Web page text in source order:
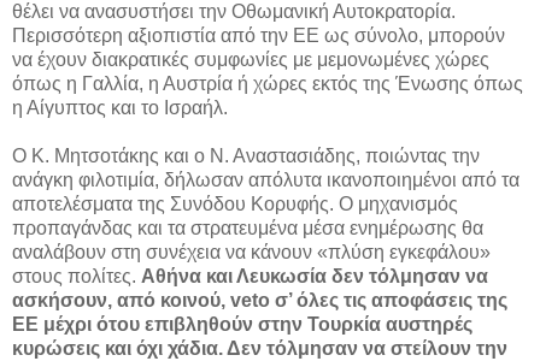
θέλει να ανασυστήσει την Οθωμανική Αυτοκρατορία.
Περισσότερη αξιοπιστία από την ΕΕ ως σύνολο, μπορούν
να έχουν διακρατικές συμφωνίες με μεμονωμένες χώρες
όπως η Γαλλία, η Αυστρία ή χώρες εκτός της Ένωσης όπως
η Αίγυπτος και το Ισραήλ.
Ο Κ. Μητσοτάκης και ο Ν. Αναστασιάδης, ποιώντας την
ανάγκη φιλοτιμία, δήλωσαν απόλυτα ικανοποιημένοι από τα
αποτελέσματα της Συνόδου Κορυφής. Ο μηχανισμός
προπαγάνδας και τα στρατευμένα μέσα ενημέρωσης θα
αναλάβουν στη συνέχεια να κάνουν «πλύση εγκεφάλου»
στους πολίτες. Αθήνα και Λευκωσία δεν τόλμησαν να
ασκήσουν, από κοινού, veto σ’ όλες τις αποφάσεις της
ΕΕ μέχρι ότου επιβληθούν στην Τουρκία αυστηρές
κυρώσεις και όχι χάδια. Δεν τόλμησαν να στείλουν την